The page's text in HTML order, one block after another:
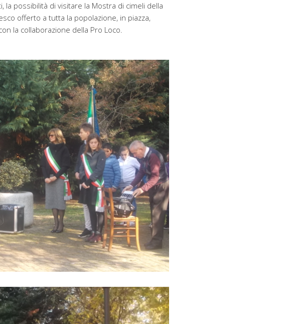
la possibilità di visitare la Mostra di cimeli della
offerto a tutta la popolazione, in piazza,
la collaborazione della Pro Loco.